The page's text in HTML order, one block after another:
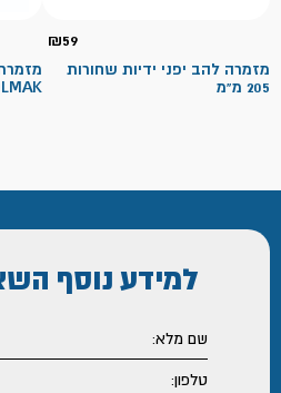
₪59
מזמרה להב יפני ידיות שחורות
205 מ"מ
למידע נוסף